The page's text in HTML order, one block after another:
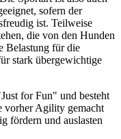
sofern der
ist. Teilweise
die von den Hunden
Belastung für die
stark übergewichtige
for Fun" und besteht
vorher Agility gemacht
fördern und auslasten